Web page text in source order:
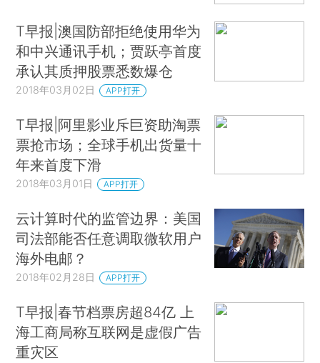
T早报|澳国防部拒绝使用华为
和中兴通讯手机；贾跃亭首度
承认其质押股票悉数爆仓
2018年03月02日 APP打开
T早报|阿里影业斥巨资助淘票
票抢市场；全球手机出货量十
年来首度下滑
2018年03月01日 APP打开
云计算时代的监管边界：美国
司法部能否任意调取微软用户
海外电邮？
2018年02月28日 APP打开
T早报|春节档票房超84亿 上
海工商局称互联网是虚假广告
重灾区